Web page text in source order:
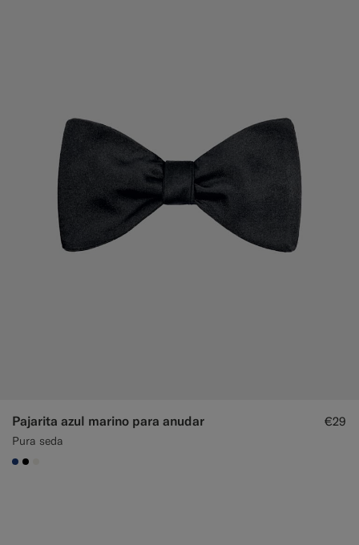
Pajarita azul marino para anudar
Pura seda
€29
#1C3D7A
#000000